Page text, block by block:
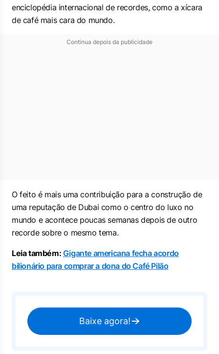
enciclopédia internacional de recordes, como a xícara
de café mais cara do mundo.
Continua depois da publicidade
O feito é mais uma contribuição para a construção de
uma reputação de Dubai como o centro do luxo no
mundo e acontece poucas semanas depois de outro
recorde sobre o mesmo tema.
Leia também: Gigante americana fecha acordo
bilionário para comprar a dona do Café Pilão
Baixe agora!